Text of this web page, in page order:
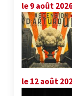
le 9 août
le 12 août